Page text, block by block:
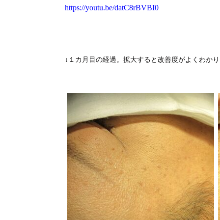
https://youtu.be/datC8rBVBI0
↓１カ月目の経過。拡大すると改善度がよくわか